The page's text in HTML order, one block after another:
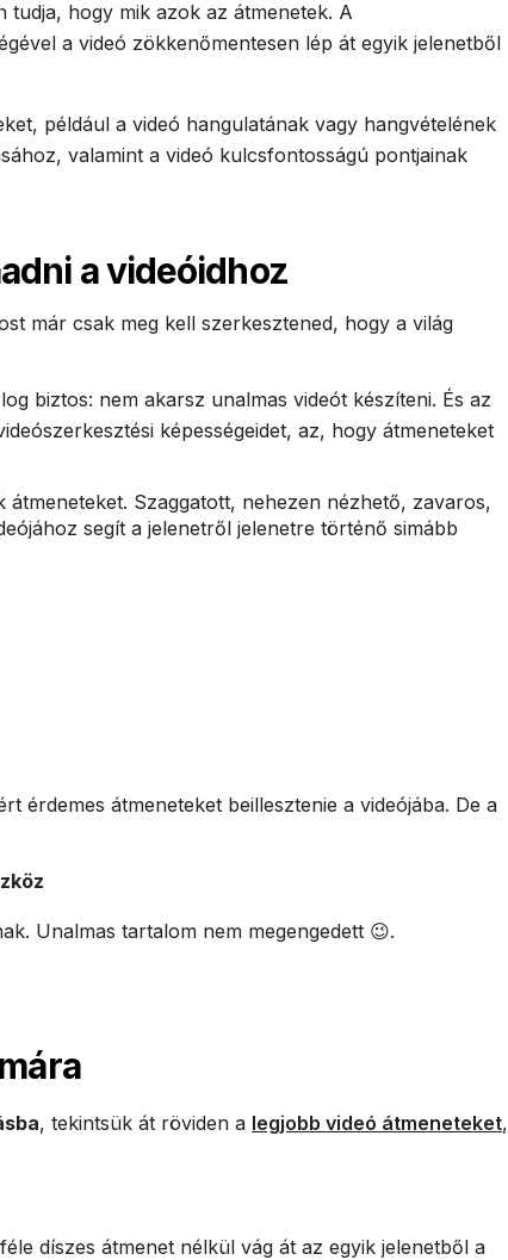
tudja, hogy mik azok az átmenetek. A
a videó zökkenőmentesen lép át egyik jelenetből
például a videó hangulatának vagy hangvételének
valamint a videó kulcsfontosságú pontjainak
a videóidhoz
már csak meg kell szerkesztened, hogy a világ
biztos: nem akarsz unalmas videót készíteni. És az
képességeidet, az, hogy átmeneteket
Szaggatott, nehezen nézhető, zavaros,
segít a jelenetről jelenetre történő simább
érdemes átmeneteket beillesztenie a videójába. De a
Unalmas tartalom nem megengedett 😉.
, tekintsük át röviden a legjobb videó átmeneteket,
díszes átmenet nélkül vág át az egyik jelenetből a